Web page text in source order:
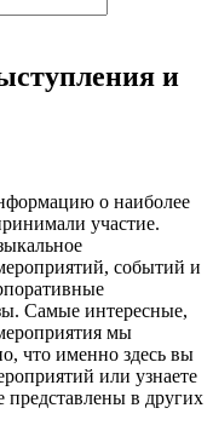
и
о наиболее
участие.
событий и
Самые интересные,
мы
что именно здесь вы
или узнаете
представлены в других